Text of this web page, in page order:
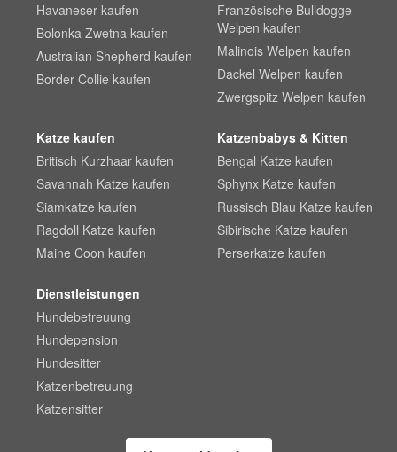
Havaneser kaufen
Bolonka Zwetna kaufen
Australian Shepherd kaufen
Border Collie kaufen
Französische Bulldogge
Welpen kaufen
Malinois Welpen kaufen
Dackel Welpen kaufen
Zwergspitz Welpen kaufen
Katze kaufen
Britisch Kurzhaar kaufen
Savannah Katze kaufen
Siamkatze kaufen
Ragdoll Katze kaufen
Maine Coon kaufen
Katzenbabys & Kitten
Bengal Katze kaufen
Sphynx Katze kaufen
Russisch Blau Katze kaufen
Sibirische Katze kaufen
Perserkatze kaufen
Dienstleistungen
Hundebetreuung
Hundepension
Hundesitter
Katzenbetreuung
Katzensitter